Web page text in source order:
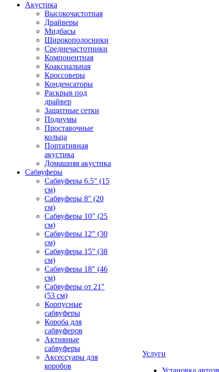
Акустика
Высокочастотная
Драйверы
Мидбасы
Широкополосники
Среднечастотники
Компонентная
Коаксиальная
Кроссоверы
Конденсаторы
Раскрыв под
драйвер
Защитные сетки
Подиумы
Проставочные
кольца
Портативная
акустика
Домашняя акустика
Сабвуферы
Сабвуферы 6.5" (15
см)
Сабвуферы 8" (20
см)
Сабвуферы 10" (25
см)
Сабвуферы 12" (30
см)
Сабвуферы 15" (38
см)
Сабвуферы 18" (46
см)
Сабвуферы от 21"
(53 см)
Корпусные
сабвуферы
Короба для
сабвуферов
Активные
сабвуферы
Аксессуары для
коробов
Услуги
Установка